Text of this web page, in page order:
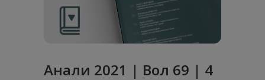
Анали 2021 | Вол 69 | 4